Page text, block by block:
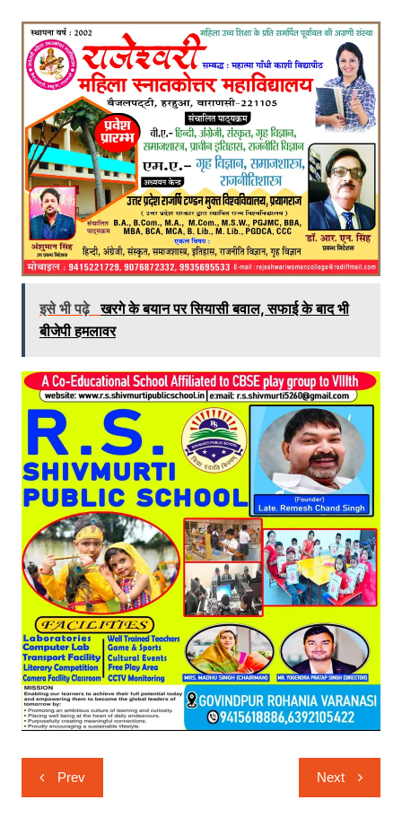
इसे भी पढ़े खरगे के बयान पर सियासी बवाल, सफाई के बाद भी
बीजेपी हमलावर
Post
navigation
Prev Next